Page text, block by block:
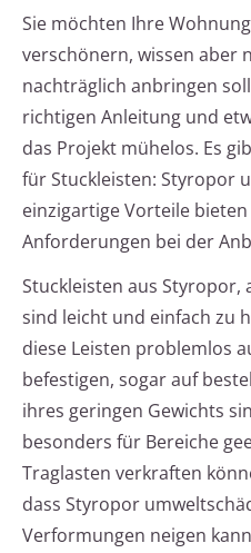
Sie möchten Ihre
verschönern, wissen aber
nachträglich anbringen
richtigen Anleitung und
das Projekt mühelos. Es
für Stuckleisten: Styropor
einzigartige Vorteile
Anforderungen bei der
Stuckleisten aus Styropor,
sind leicht und einfach zu
diese Leisten problemlos
befestigen, sogar auf
ihres geringen Gewichts
besonders für Bereiche
Traglasten verkraften
dass Styropor
Verformungen neigen